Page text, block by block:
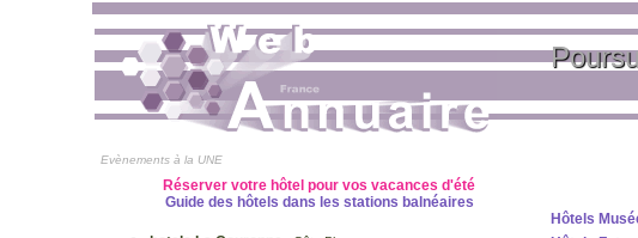
Evènements à la UNE
Réserver votre hôtel pour vos vacances d'été
Guide des hôtels dans les stations balnéaires
Hôtels